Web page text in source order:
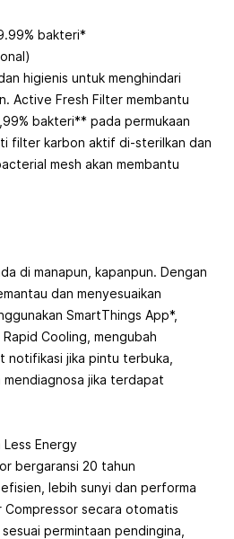
bakteri*
higienis untuk menghindari
Active Fresh Filter membantu
bakteri** pada permukaan
filter karbon aktif di-sterilkan dan
mesh akan membantu
di manapun, kapanpun. Dengan
dan menyesuaikan
SmartThings App*,
Cooling, mengubah
notifikasi jika pintu terbuka,
jika terdapat
Energy
bergaransi 20 tahun
lebih sunyi dan performa
secara otomatis
permintaan pendingina,